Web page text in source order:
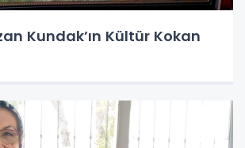
Kundak’ın Kültür Kokan